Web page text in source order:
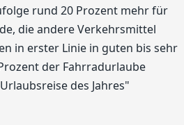
rund 20 Prozent mehr für
die andere Verkehrsmittel
in erster Linie in guten bis sehr
der Fahrradurlaube
des Jahres"